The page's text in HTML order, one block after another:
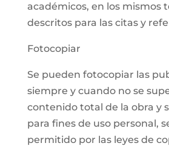
académicos, en los mismos
descritos para las citas y
Fotocopiar
Se pueden fotocopiar las
siempre y cuando no se
contenido total de la obra y
para fines de uso personal,
permitido por las leyes de